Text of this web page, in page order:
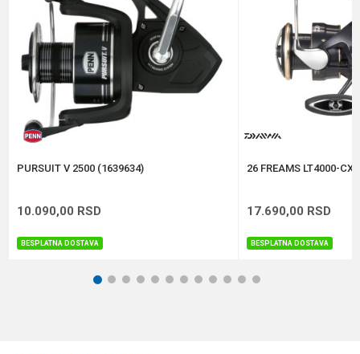
Brend Daiwa
Kapacitet 0.23/150 m
Težina 185 g
Anti-spam zaštita - izračunajte koliko je 9 - 4 :
PURSUIT V 2500 (1639634)
10.090,00 RSD
BESPLATNA DOSTAVA
26 FREAMS LT4000-
17.690,00 RSD
BESPLATNA DOSTAVA
1 2 3 4 5 6 7 8 9 101112